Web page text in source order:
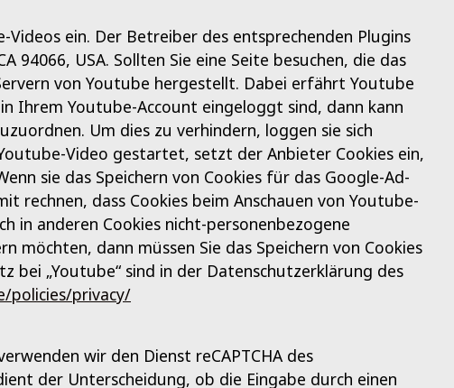
ein. Der Betreiber des entsprechenden Plugins
94066, USA. Sollten Sie eine Seite besuchen, die das
von Youtube hergestellt. Dabei erfährt Youtube
Ihrem Youtube-Account eingeloggt sind, dann kann
Um dies zu verhindern, loggen sie sich
Video gestartet, setzt der Anbieter Cookies ein,
sie das Speichern von Cookies für das Google-Ad-
rechnen, dass Cookies beim Anschauen von Youtube-
in anderen Cookies nicht-personenbezogene
möchten, dann müssen Sie das Speichern von Cookies
bei „Youtube“ sind in der Datenschutzerklärung des
policies/privacy/
wir den Dienst reCAPTCHA des
der Unterscheidung, ob die Eingabe durch einen